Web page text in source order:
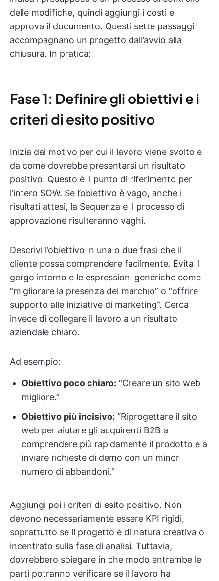
delle modifiche, quindi aggiungi i costi e
approva il documento. Questi sette passaggi
accompagnano un progetto dall’avvio alla
chiusura. In pratica:
Fase 1: Definire gli obiettivi e i
criteri di esito positivo
Inizia dal motivo per cui il lavoro viene svolto e
da come dovrebbe presentarsi un risultato
positivo. Questo è il punto di riferimento per
l’intero SOW. Se l’obiettivo è vago, anche i
risultati attesi, la Sequenza e il processo di
approvazione risulteranno vaghi.
Descrivi l’obiettivo in una o due frasi che il
cliente possa comprendere facilmente. Evita il
gergo interno e le espressioni generiche come
“migliorare la presenza del marchio” o “offrire
supporto alle iniziative di marketing”. Cerca
invece di collegare il lavoro a un risultato
aziendale chiaro.
Ad esempio:
Obiettivo poco chiaro: “Creare un sito web
migliore.”
Obiettivo più incisivo: “Riprogettare il sito
web per aiutare gli acquirenti B2B a
comprendere più rapidamente il prodotto e a
inviare richieste di demo con un minor
numero di abbandoni.”
Aggiungi poi i criteri di esito positivo. Non
devono necessariamente essere KPI rigidi,
soprattutto se il progetto è di natura creativa o
incentrato sulla fase di analisi. Tuttavia,
dovrebbero spiegare in che modo entrambe le
parti potranno verificare se il lavoro ha